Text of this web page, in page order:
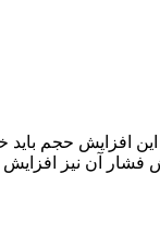
این افزایش حجم
فشار آن نیز